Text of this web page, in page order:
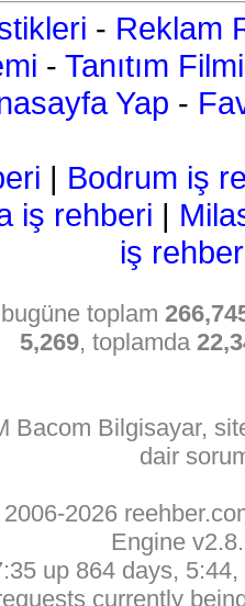
- Reklam
- Tanıtım Filmi
Yap -
| Bodrum iş
iş rehberi |
iş
toplam
5,269, toplamda
Bacom Bilgisayar,
dair
2026
Engine
up 864 days,
currently